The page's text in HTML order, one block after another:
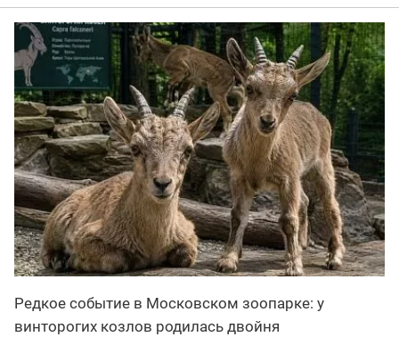
Редкое событие в Московском зоопарке: у
винторогих козлов родилась двойня